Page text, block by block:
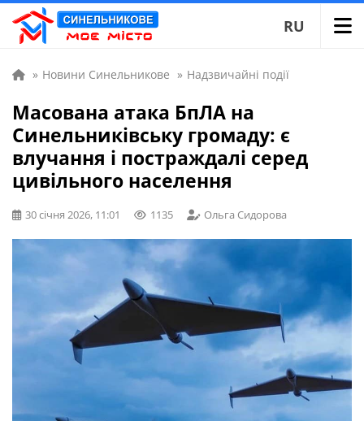
RU
» Новини Синельникове » Надзвичайні події
Масована атака БпЛА на
Синельниківську громаду: є
влучання і постраждалі серед
цивільного населення
30 січня 2026, 11:01 1135 Ольга Сидорова